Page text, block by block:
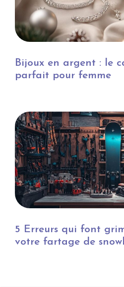
Bijoux en argent : le
parfait pour femme
5 Erreurs qui font
votre fartage de